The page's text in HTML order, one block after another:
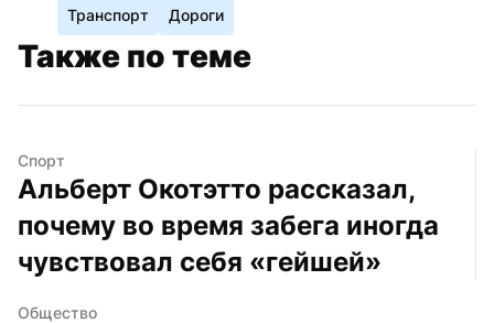
Транспорт Дороги
Также по теме
Спорт
Альберт Окотэтто рассказал,
почему во время забега иногда
чувствовал себя «гейшей»
Общество